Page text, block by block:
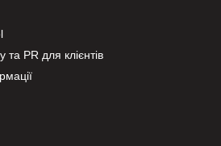
PR для клієнтів